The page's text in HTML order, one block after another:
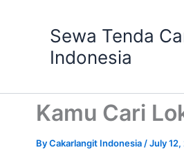
Sewa Tenda
Indonesia
Kamu Cari
ByCakarlangit Indonesia /July 12,